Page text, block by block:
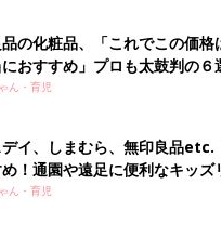
各Tシャツの１つ１つボーダ
が微妙に異なります。ボーダ
こだわりを見直しました」
地のムダを最小限に
の化粧品、「これでこの価格
におすすめ」プロも太鼓判の６
ん・育児
イ、しまむら、無印良品etc.
！通園や遠足に便利なキッズ
ん・育児